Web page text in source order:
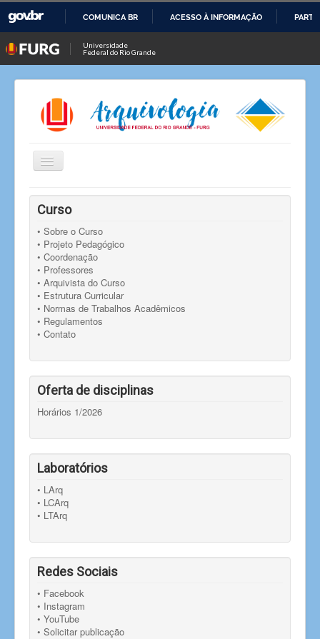
O
CONTEÚDO
COMUNICA BR ACESSO À INFORMAÇÃO
Universidade
Federal do Rio Grande
Alternar
Navegação
Você está aqui:
Seleção de bolsista de monitoria
Curso
• Sobre o Curso
• Projeto Pedagógico
• Coordenação
• Professores
• Arquivista do Curso
• Estrutura Curricular
• Normas de Trabalhos Acadêmicos
• Regulamentos
• Contato
Oferta de disciplinas
Horários 1/2026
Laboratórios
• LArq
• LCArq
• LTArq
Redes Sociais
• Facebook
• Instagram
• YouTube
• Solicitar publicação